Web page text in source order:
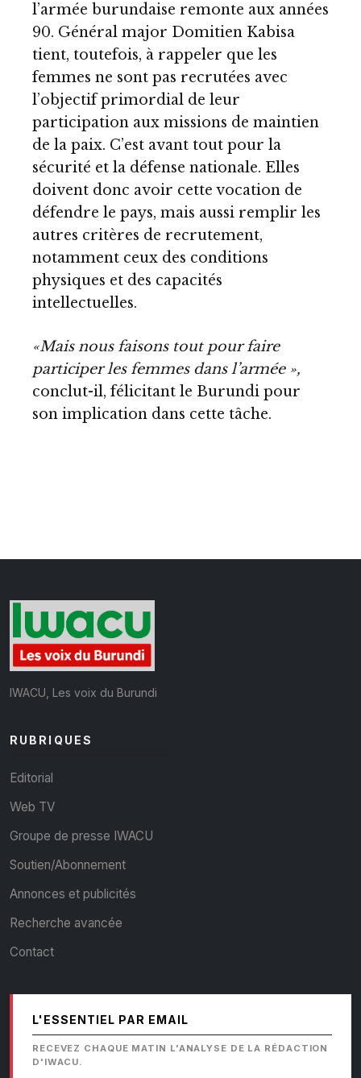
l’armée burundaise remonte aux années
90. Général major Domitien Kabisa
tient, toutefois, à rappeler que les
femmes ne sont pas recrutées avec
l’objectif primordial de leur
participation aux missions de maintien
de la paix. C’est avant tout pour la
sécurité et la défense nationale. Elles
doivent donc avoir cette vocation de
défendre le pays, mais aussi remplir les
autres critères de recrutement,
notamment ceux des conditions
physiques et des capacités
intellectuelles.
«Mais nous faisons tout pour faire
participer les femmes dans l’armée »,
conclut-il, félicitant le Burundi pour
son implication dans cette tâche.
IWACU, Les voix du Burundi
RUBRIQUES
Editorial
Web TV
Groupe de presse IWACU
Soutien/Abonnement
Annonces et publicités
Recherche avancée
Contact
L'ESSENTIEL PAR EMAIL
RECEVEZ CHAQUE MATIN L'ANALYSE DE LA RÉDACTION
D'IWACU.